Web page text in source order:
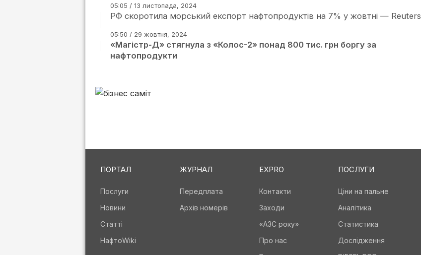
05:05 / 13 листопада, 2024
РФ скоротила морський експорт нафтопродуктів на 7% у жовтні — Reuters
05:50 / 29 жовтня, 2024
«Магістр-Д» стягнула з «Колос-2» понад 800 тис. грн боргу за
нафтопродукти
ПОРТАЛ
Послуги
Новини
Статті
НафтоWiki
ЖУРНАЛ
Передплата
Архів номерів
EXPRO
Контакти
Заходи
«АЗС року»
Про нас
ПОСЛУГИ
Ціни на пальне
Аналітика
Статистика
Дослідження